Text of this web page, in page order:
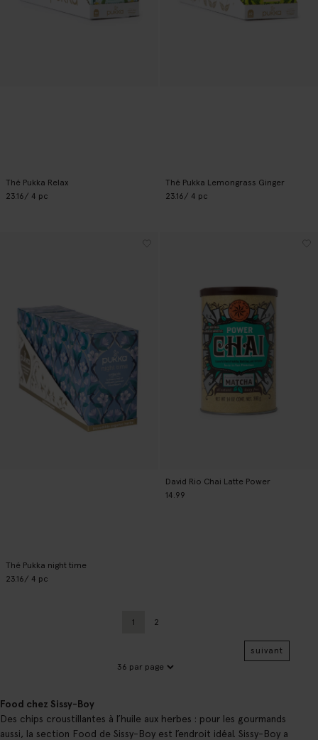
Thé Pukka Relax
23.16 / 4 pc
Thé Pukka Lemongrass Ginger
23.16 / 4 pc
Thé Pukka night time
23.16 / 4 pc
David Rio Chai Latte Power
14.99
Page actuelle
1
Précédent
2
suivant
Food chez Sissy-Boy
Des chips croustillantes à l’huile aux herbes : pour les gourmands
aussi, la section Food de Sissy-Boy est l’endroit idéal. Sissy-Boy a